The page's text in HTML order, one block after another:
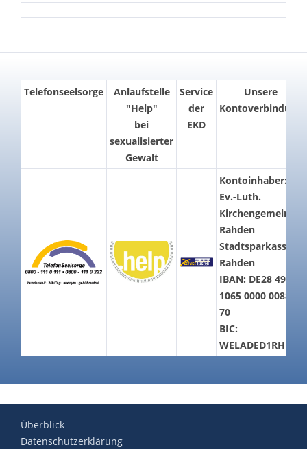
Telefonseelsorge
Anlaufstelle
"Help"
bei
sexualisierter
Gewalt
Service
der
EKD
Unsere
Kontoverbindung
Kontoinhaber:
Ev.-Luth.
Kirchengemeinde
Rahden
Stadtsparkasse
Rahden
IBAN: DE28 4905
1065 0000 0088
70
BIC:
WELADED1RHD
Überblick
Datenschutzerklärung